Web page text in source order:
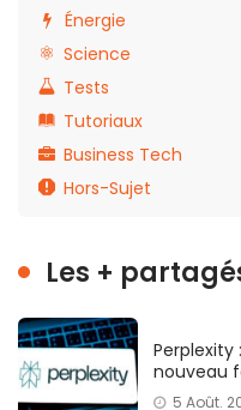
Énergie
Science
Tests
Tutoriaux
Business Tech
Hors-Sujet
Les +
Perplexity
nouveau
5 Août.